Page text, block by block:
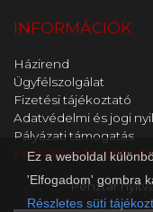
Ez a weboldal
'Elfogadom' gombra
Részletes süti
INFORMÁCIÓK
Házirend
Ügyfélszolgálat
Fizetési tájékoztató
Adatvédelmi és jogi
Pályázati támogatás
Feliratkozás
Pénztár